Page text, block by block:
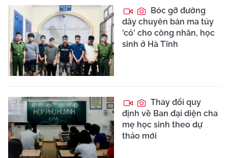
Bóc gỡ đường
dây chuyên bán ma túy
'cỏ' cho công nhân, học
sinh ở Hà Tĩnh
Thay đổi quy
định về Ban đại diện cha
mẹ học sinh theo dự
thảo mới